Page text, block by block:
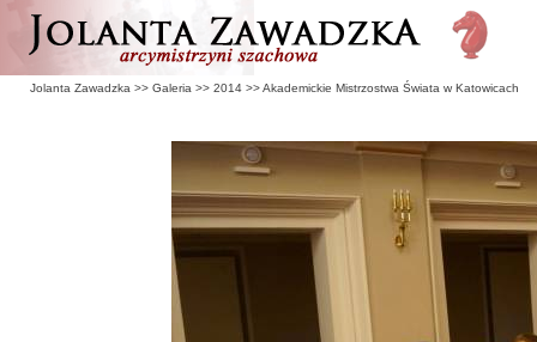
Jolanta Zawadzka >> Galeria >> 2014 >>Akademickie Mistrzostwa Świata w Katowicach